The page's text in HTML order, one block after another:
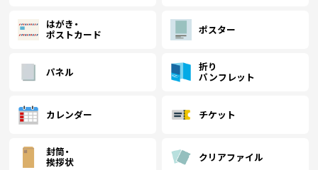
はがき・
ポストカード
ポスター
パネル
折り
パンフレット
カレンダー チケット
封筒・
挨拶状
クリアファイル